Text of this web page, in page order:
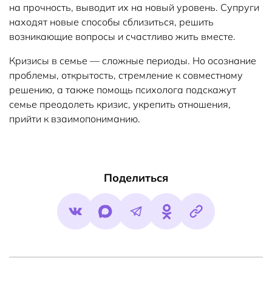
на прочность, выводит их на новый уровень. Супруги
находят новые способы сблизиться, решить
возникающие вопросы и счастливо жить вместе.
Кризисы в семье — сложные периоды. Но осознание
проблемы, открытость, стремление к совместному
решению, а также помощь психолога подскажут
семье преодолеть кризис, укрепить отношения,
прийти к взаимопониманию.
Поделиться